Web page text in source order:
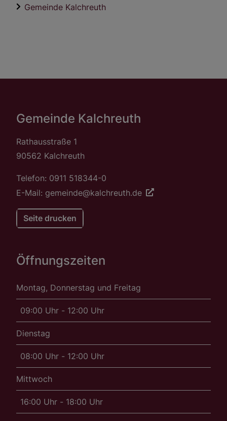
Gemeinde Kalchreuth
Gemeinde Kalchreuth
Rathausstraße 1
90562 Kalchreuth
Telefon: 0911 518344-0
E-Mail: gemeinde@kalchreuth.de
Seite drucken
Öffnungszeiten
Montag, Donnerstag und Freitag
09:00 Uhr - 12:00 Uhr
Dienstag
08:00 Uhr - 12:00 Uhr
Mittwoch
16:00 Uhr - 18:00 Uhr